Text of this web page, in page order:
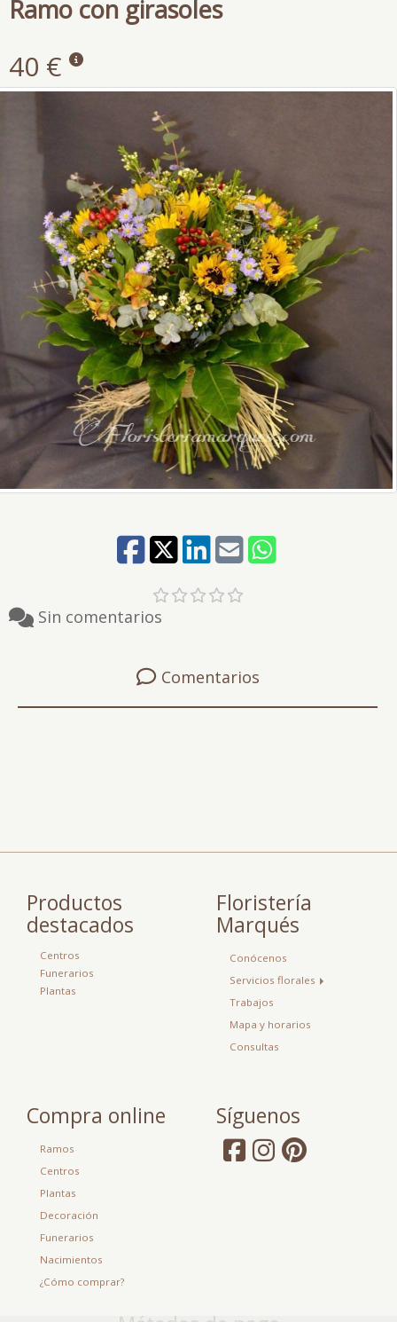
Ramo con girasoles
40 €
Sin comentarios
Comentarios
Productos
destacados
Centros
Funerarios
Plantas
Floristería
Marqués
Conócenos
Servicios florales
Trabajos
Mapa y horarios
Consultas
Compra online
Ramos
Centros
Plantas
Decoración
Funerarios
Nacimientos
¿Cómo comprar?
Síguenos